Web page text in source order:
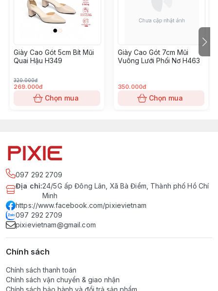
Giày Cao Gót 5cm Bít Mũi
Quai Hậu H349
320.000đ
269.000đ
Chọn mua
Giày Cao Gót 7cm Mũi
Vuông Lưới Phối Nơ H463
350.000đ
Chọn mua
097 292 2709
Địa chỉ:24/5G ấp Đông Lân, Xã Bà Điểm, Thành phố Hồ Chí
Minh
https://www.facebook.com/pixievietnam
097 292 2709
pixievietnam@gmail.com
Chính sách
Chính sách thanh toán
Chính sách vận chuyển & giao nhận
Chính sách bảo hành và đổi trả sản phẩm